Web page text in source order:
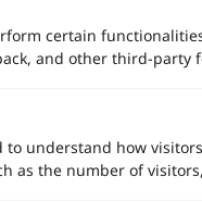
certain
and other third-party
to understand how
as the number of
รองรับแขกสูงสุด800 คน
คลิกขอแพ็กเกจ